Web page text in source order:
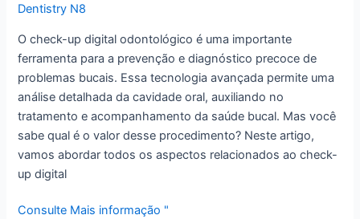
Dentistry N8
O check-up digital odontológico é uma importante
ferramenta para a prevenção e diagnóstico precoce de
problemas bucais. Essa tecnologia avançada permite uma
análise detalhada da cavidade oral, auxiliando no
tratamento e acompanhamento da saúde bucal. Mas você
sabe qual é o valor desse procedimento? Neste artigo,
vamos abordar todos os aspectos relacionados ao check-
up digital
Consulte Mais informação "